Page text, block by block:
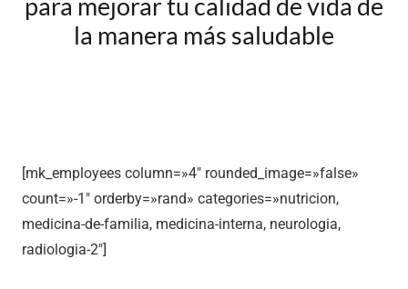
para mejorar tu calidad de vida de
la manera más saludable
[mk_employees column=»4″ rounded_image=»false»
count=»-1″ orderby=»rand» categories=»nutricion,
medicina-de-familia, medicina-interna, neurologia,
radiologia-2″]